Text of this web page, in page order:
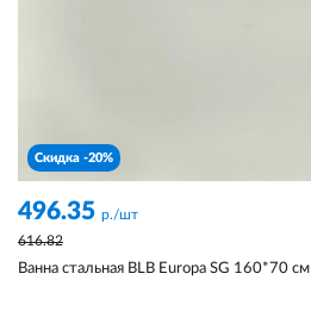
Скидка -20%
496.35 р./шт
616.82
Ванна стальная BLB Europa SG 160*70 см